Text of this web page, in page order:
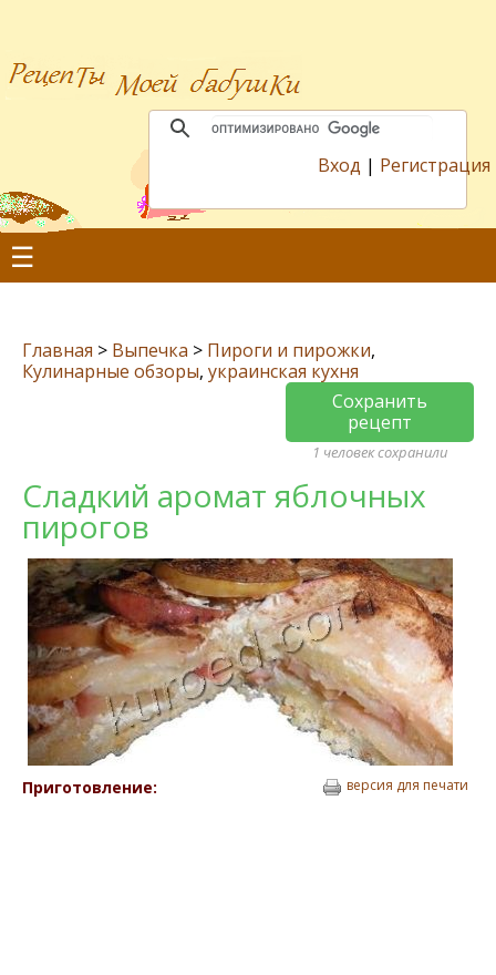
Вход | Регистрация
☰
Главная > Выпечка > Пироги и пирожки,
Кулинарные обзоры, украинская кухня
Сохранить
рецепт
1 человек сохранили
Сладкий аромат яблочных
пирогов
Приготовление: версия для печати